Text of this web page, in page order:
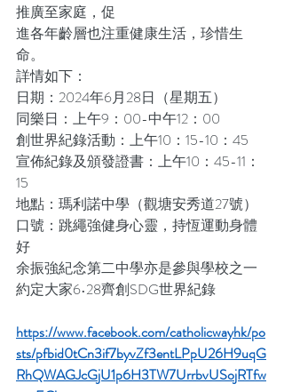
推廣至家庭，促
進各年齡層也注重健康生活，珍惜生
命。
詳情如下：
日期：2024年6月28日（星期五）
同樂日：上午9：00-中午12：00
創世界紀錄活動：上午10：15-10：45
宣佈紀錄及頒發證書：上午10：45-11：
15
地點：瑪利諾中學（觀塘安秀道27號）
口號：跳繩強健身心靈，持恆運動身體
好
余振強紀念第二中學亦是參與學校之一
約定大家6•28齊創SDG世界紀錄
https://www.facebook.com/catholicwayhk/po
sts/pfbid0tCn3if7byvZf3entLPpU26H9uqG
RhQWAGJcGjU1p6H3TW7UrrbvUSojRTfw